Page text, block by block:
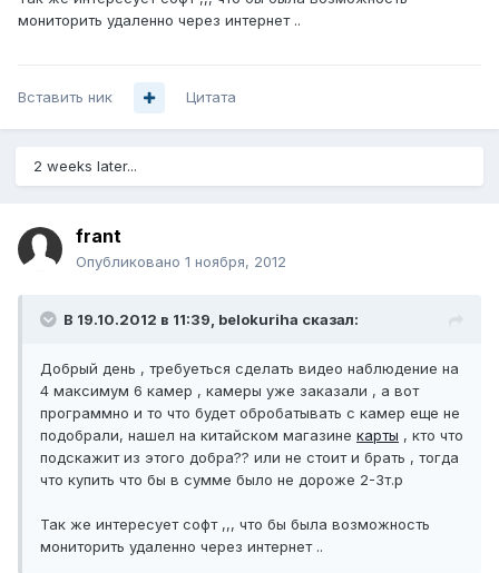
мониторить удаленно через интернет ..
Вставить ник Цитата
2 weeks later...
frant
Опубликовано 1 ноября, 2012
В 19.10.2012 в 11:39, belokuriha сказал:
Добрый день , требуеться сделать видео наблюдение на
4 максимум 6 камер , камеры уже заказали , а вот
программно и то что будет обробатывать с камер еще не
подобрали, нашел на китайском магазине карты , кто что
подскажит из этого добра?? или не стоит и брать , тогда
что купить что бы в сумме было не дороже 2-3т.р
Так же интересует софт ,,, что бы была возможность
мониторить удаленно через интернет ..